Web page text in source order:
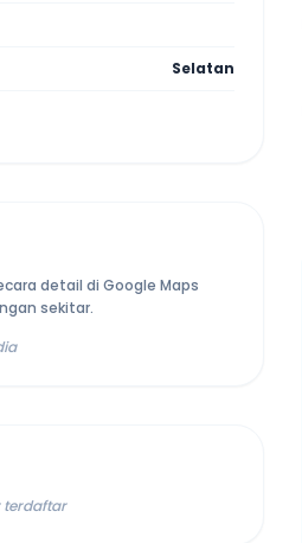
Selatan
detail di Google Maps
sekitar.
terdaftar